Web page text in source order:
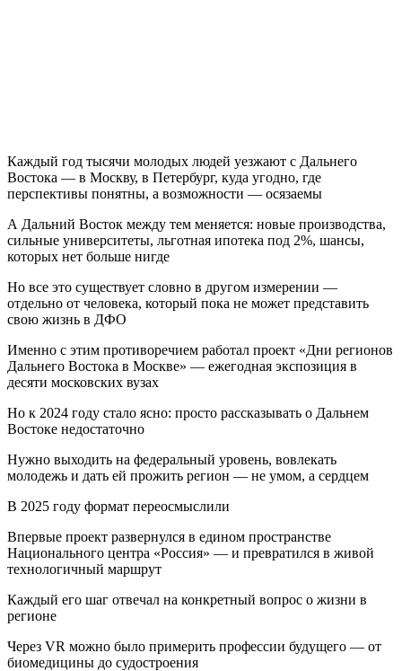
Каждый год тысячи молодых людей уезжают с Дальнего
Востока — в Москву, в Петербург, куда угодно, где
перспективы понятны, а возможности — осязаемы
А Дальний Восток между тем меняется: новые производства,
сильные университеты, льготная ипотека под 2%, шансы,
которых нет больше нигде
Но все это существует словно в другом измерении —
отдельно от человека, который пока не может представить
свою жизнь в ДФО
Именно с этим противоречием работал проект «Дни регионов
Дальнего Востока в Москве» — ежегодная экспозиция в
десяти московских вузах
Но к 2024 году стало ясно: просто рассказывать о Дальнем
Востоке недостаточно
Нужно выходить на федеральный уровень, вовлекать
молодежь и дать ей прожить регион — не умом, а сердцем
В 2025 году формат переосмыслили
Впервые проект развернулся в едином пространстве
Национального центра «Россия» — и превратился в живой
технологичный маршрут
Каждый его шаг отвечал на конкретный вопрос о жизни в
регионе
Через VR можно было примерить профессии будущего — от
биомедицины до судостроения